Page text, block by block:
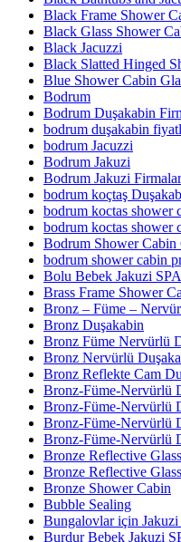
Black Frame Shower
Black Glass Shower
Black Jacuzzi
Black Slatted Hinged
Blue Shower Cabin
Bodrum
Bodrum Duşakabin
bodrum duşakabin
bodrum Jacuzzi
Bodrum Jakuzi
Bodrum Jakuzi
bodrum koçtaş
bodrum koctas shower
bodrum koctas shower
Bodrum Shower Cabin
bodrum shower cabin
Bolu Bebek Jakuzi SPA
Brass Frame Shower
Bronz – Füme –
Bronz Duşakabin
Bronz Füme Nervürlü
Bronz Nervürlü
Bronz Reflekte Cam
Bronz-Füme-Nervürlü
Bronz-Füme-Nervürlü
Bronz-Füme-Nervürlü
Bronz-Füme-Nervürlü
Bronze Reflective
Bronze Reflective
Bronze Shower Cabin
Bubble Sealing
Bungalovlar için
Burdur Bebek Jakuzi